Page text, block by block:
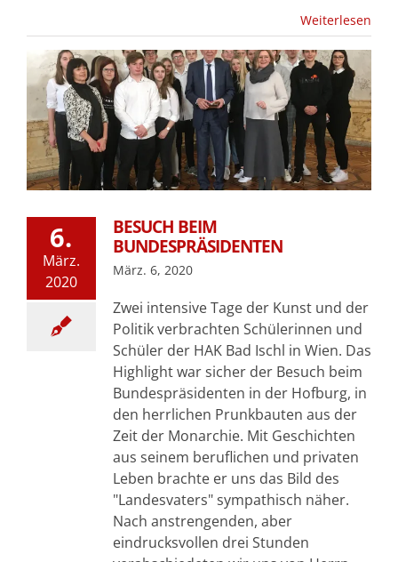
Weiterlesen
6.
März.
2020
BESUCH BEIM
BUNDESPRÄSIDENTEN
März. 6, 2020
Zwei intensive Tage der Kunst und der
Politik verbrachten Schülerinnen und
Schüler der HAK Bad Ischl in Wien. Das
Highlight war sicher der Besuch beim
Bundespräsidenten in der Hofburg, in
den herrlichen Prunkbauten aus der
Zeit der Monarchie. Mit Geschichten
aus seinem beruflichen und privaten
Leben brachte er uns das Bild des
"Landesvaters" sympathisch näher.
Nach anstrengenden, aber
eindrucksvollen drei Stunden